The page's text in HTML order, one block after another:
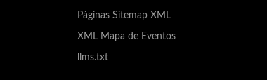
Páginas Sitemap XML
XML Mapa de Eventos
llms.txt